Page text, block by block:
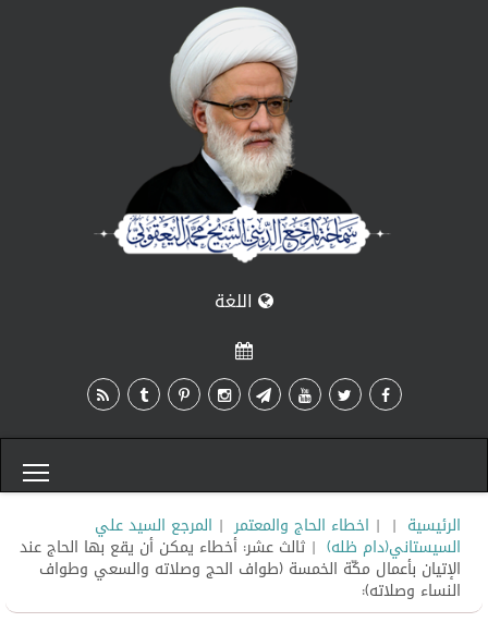
اللغة
الرئيسية |
| اخطاء الحاج والمعتمر | المرجع السيد علي
السيستاني(دام ظله) | ثالث عشر: أخطاء يمكن أن يقع بها الحاج عند
الإتيان بأعمال مكّة الخمسة (طواف الحج وصلاته والسعي وطواف
النساء وصلاته):